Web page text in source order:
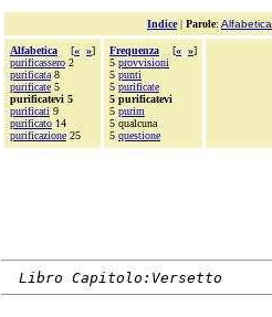
Indice| Parole: Alfabetica
Alfabetica [« »]
purificassero 2
purificata 8
purificate 5
purificatevi 5
purificati 9
purificato 14
purificazione 25
Frequenza [« »]
5 provvisioni
5 punti
5 purificate
5 purificatevi
5 purim
5 qualcuna
5 questione
Libro Capitolo:Versetto